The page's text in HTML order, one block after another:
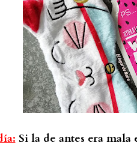
Si la de antes era mala